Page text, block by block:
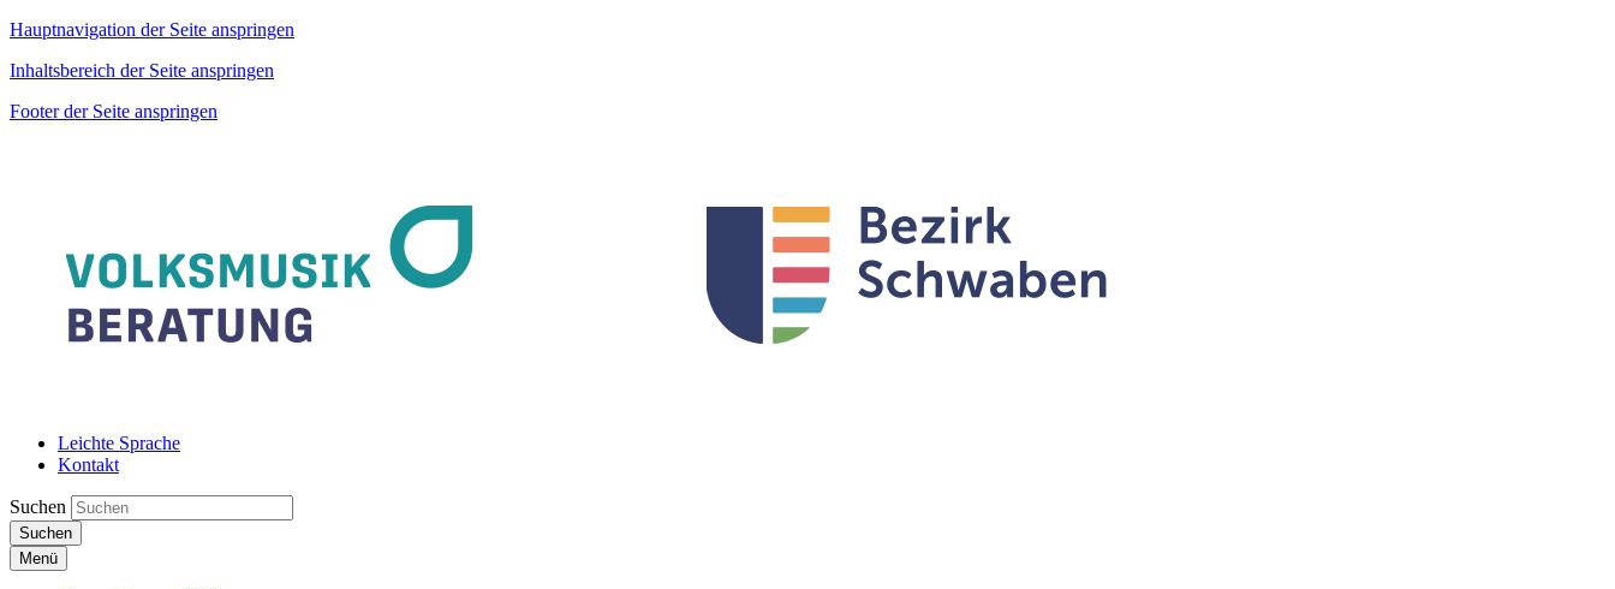
Hauptnavigation der Seite anspringen
Inhaltsbereich der Seite anspringen
Footer der Seite anspringen
Leichte Sprache
Kontakt
Suchen
Suchen
Menü